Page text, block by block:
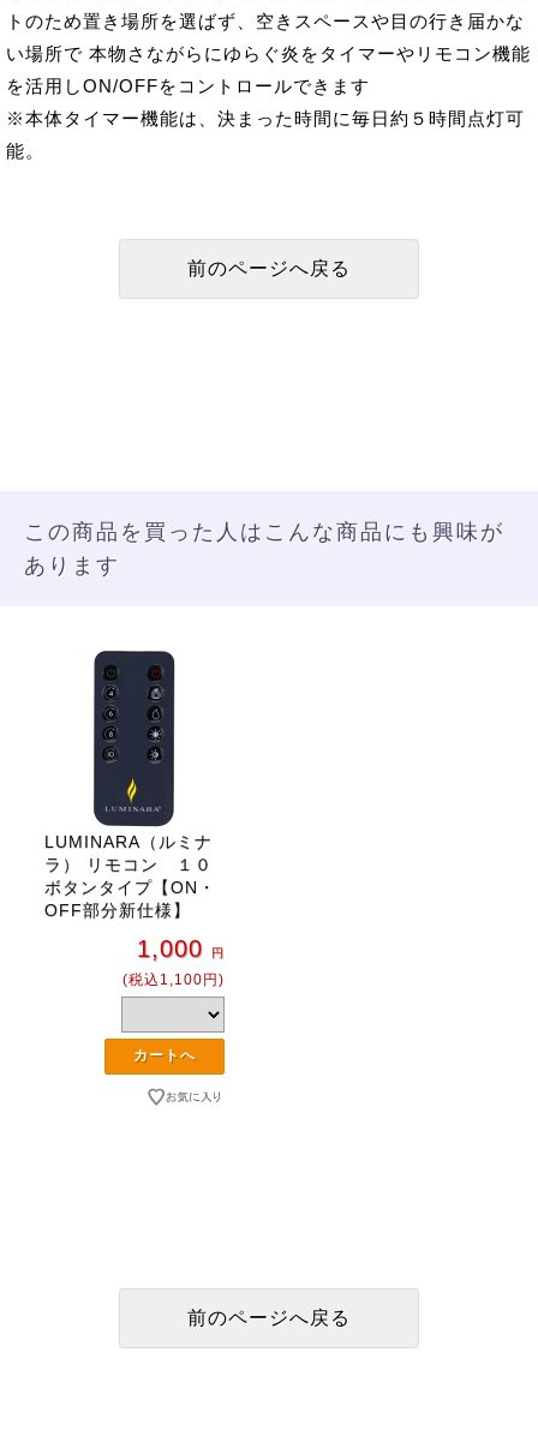
トのため置き場所を選ばず、空きスペースや目の行き届かな
い場所で 本物さながらにゆらぐ炎をタイマーやリモコン機能
を活用しON/OFFをコントロールできます
※本体タイマー機能は、決まった時間に毎日約５時間点灯可
能。
この商品を買った人はこんな商品にも興味が
あります
LUMINARA（ルミナ
ラ） リモコン １０
ボタンタイプ【ON・
OFF部分新仕様】
1,000 円
(税込1,100円)